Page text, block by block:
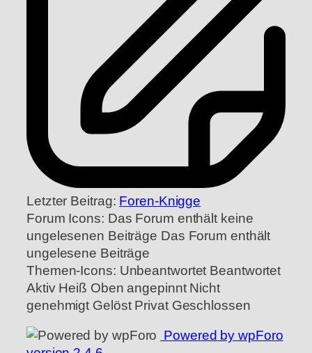
Letzter Beitrag: Foren-Knigge
Forum Icons: Das Forum enthält keine
ungelesenen Beiträge Das Forum enthält
ungelesene Beiträge
Themen-Icons: Unbeantwortet Beantwortet
Aktiv Heiß Oben angepinnt Nicht
genehmigt Gelöst Privat Geschlossen
Powered by wpForo